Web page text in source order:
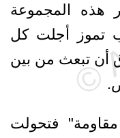
هذه المجموعة
لكن حرب تموز أجلت كل
أن تبعث من بين
فتحولت